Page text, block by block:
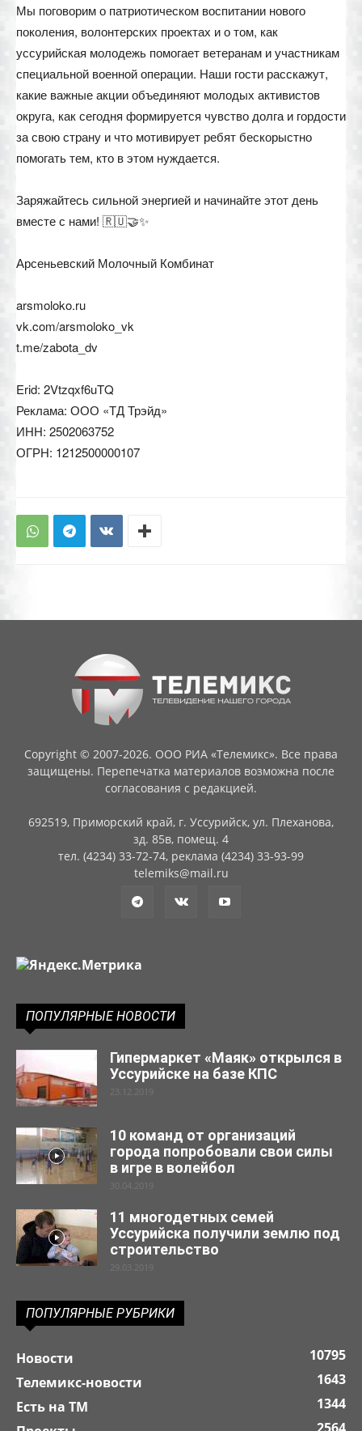
Мы поговорим о патриотическом воспитании нового
поколения, волонтерских проектах и о том, как
уссурийская молодежь помогает ветеранам и участникам
специальной военной операции. Наши гости расскажут,
какие важные акции объединяют молодых активистов
округа, как сегодня формируется чувство долга и гордости
за свою страну и что мотивирует ребят бескорыстно
помогать тем, кто в этом нуждается.
Заряжайтесь сильной энергией и начинайте этот день
вместе с нами! 🇷🇺🤝✨
Арсеньевский Молочный Комбинат
arsmoloko.ru
vk.com/arsmoloko_vk
t.me/zabota_dv
Erid: 2Vtzqxf6uTQ
Реклама: ООО «ТД Трэйд»
ИНН: 2502063752
ОГРН: 1212500000107
Copyright © 2007-2026. ООО РИА «Телемикс». Все права
защищены. Перепечатка материалов возможна после
согласования с редакцией.
692519, Приморский край, г. Уссурийск, ул. Плеханова,
зд. 85в, помещ. 4
тел. (4234) 33-72-74, реклама (4234) 33-93-99
telemiks@mail.ru
ПОПУЛЯРНЫЕ НОВОСТИ
Гипермаркет «Маяк» открылся в
Уссурийске на базе КПС
23.12.2019
10 команд от организаций
города попробовали свои силы
в игре в волейбол
30.04.2019
11 многодетных семей
Уссурийска получили землю под
строительство
29.03.2019
ПОПУЛЯРНЫЕ РУБРИКИ
Новости
10795
Телемикс-новости
1643
Есть на ТМ
1344